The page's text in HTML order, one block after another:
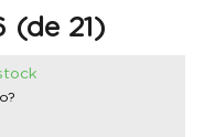
(de 21)